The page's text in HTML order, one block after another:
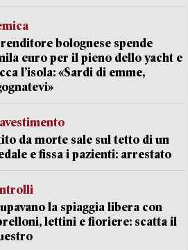
bolognese spende
euro per il pieno dello yacht e
l’isola: «Sardi di emme,
da morte sale sul tetto di un
e fissa i pazienti: arrestato
la spiaggia libera con
lettini e fioriere: scatta il